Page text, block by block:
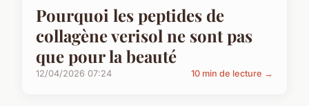
Pourquoi les peptides de
collagène verisol ne sont pas
que pour la beauté
12/04/2026 07:24 10 min de lecture →